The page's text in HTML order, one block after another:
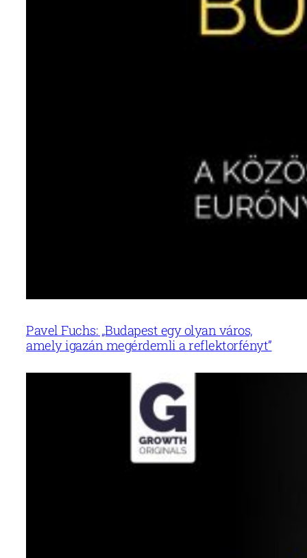
Pavel Fuchs: „Budapest egy olyan város,
amely igazán megérdemli a reflektorfényt”